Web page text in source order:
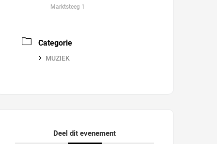
Marktsteeg 1
Categorie
MUZIEK
Deel dit evenement